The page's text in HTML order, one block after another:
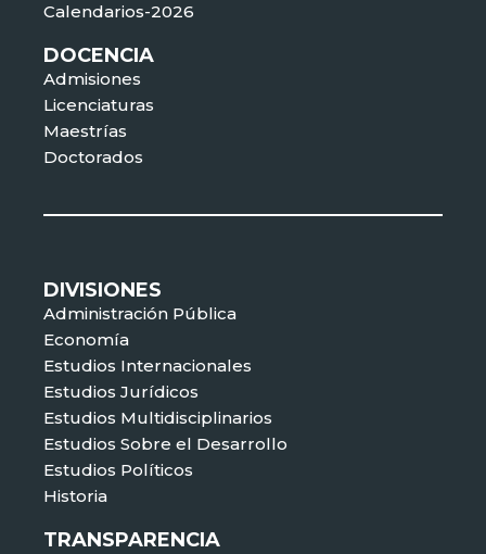
Calendarios-2026
DOCENCIA
Admisiones
Licenciaturas
Maestrías
Doctorados
DIVISIONES
Administración Pública
Economía
Estudios Internacionales
Estudios Jurídicos
Estudios Multidisciplinarios
Estudios Sobre el Desarrollo
Estudios Políticos
Historia
TRANSPARENCIA